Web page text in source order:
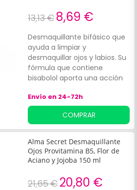
13,13 € 8,69 €
Desmaquillante bifásico que
ayuda a limpiar y
desmaquillar ojos y labios. Su
fórmula que contiene
bisabolol aporta una acción
aliviando el prurito y el
enrojecimiento de la piel. El
aceite de sésamo, que
contiene un activo
emoliente, ayuda a facilitar el
desmaquillado de los
productos más grasos, a la
acción antiirritante y
Envío en 24-72h
COMPRAR
Alma Secret Desmaquillante
Ojos Provitamina B5, Flor de
Aciano y Jojoba 150 ml
21,65 € 20,80 €